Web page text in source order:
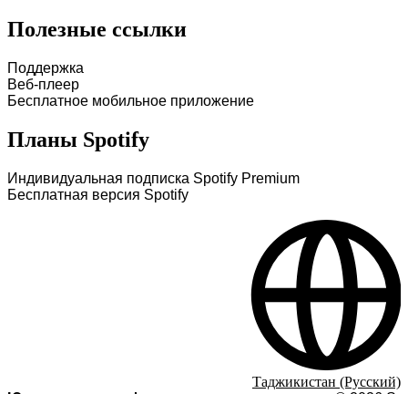
Полезные ссылки
Поддержка
Веб-плеер
Бесплатное мобильное приложение
Планы Spotify
Индивидуальная подписка Spotify Premium
Бесплатная версия Spotify
Таджикистан (Русский)